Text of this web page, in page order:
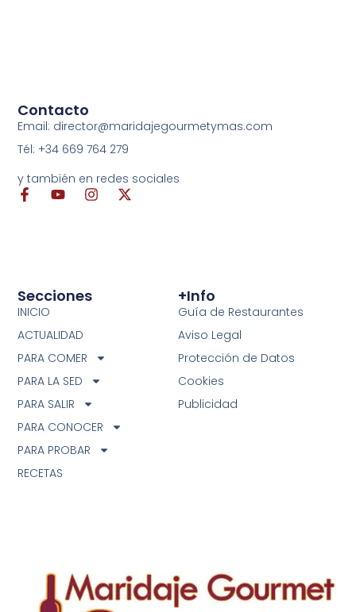
+info
Guía de Restaurantes
Aviso Legal
Protección de Datos
Cookies
Publicidad
Secciones
INICIO
ACTUALIDAD
PARA COMER
PARA LA SED
PARA SALIR
PARA CONOCER
PARA PROBAR
RECETAS
Contacto
Email: director@maridajegourmetymas.com
Tél: +34 669 764 279
y también en redes sociales